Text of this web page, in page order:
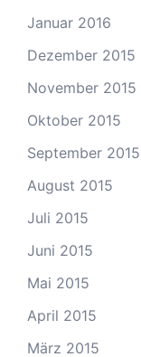
Januar 2016
Dezember 2015
November 2015
Oktober 2015
September 2015
August 2015
Juli 2015
Juni 2015
Mai 2015
April 2015
März 2015